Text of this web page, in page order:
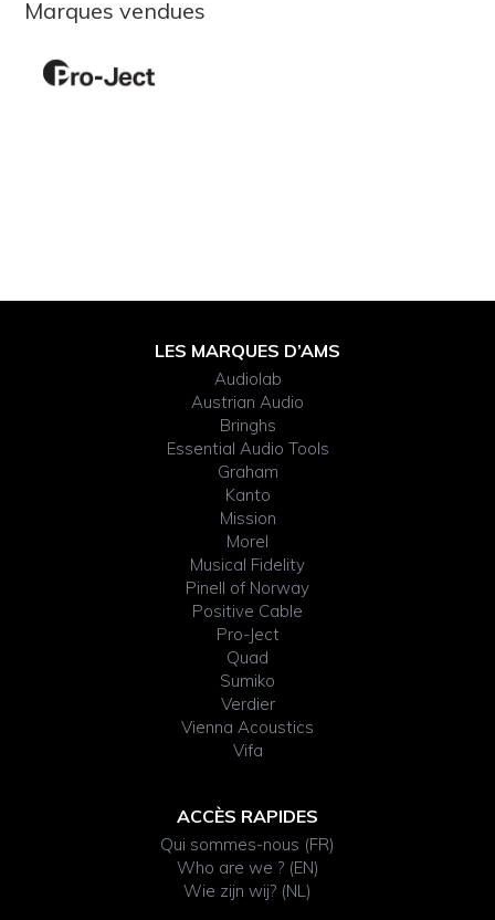
Marques vendues
LES MARQUES D’AMS
Audiolab
Austrian Audio
Bringhs
Essential Audio Tools
Graham
Kanto
Mission
Morel
Musical Fidelity
Pinell of Norway
Positive Cable
Pro-Ject
Quad
Sumiko
Verdier
Vienna Acoustics
Vifa
ACCÈS RAPIDES
Qui sommes-nous (FR)
Who are we ? (EN)
Wie zijn wij? (NL)